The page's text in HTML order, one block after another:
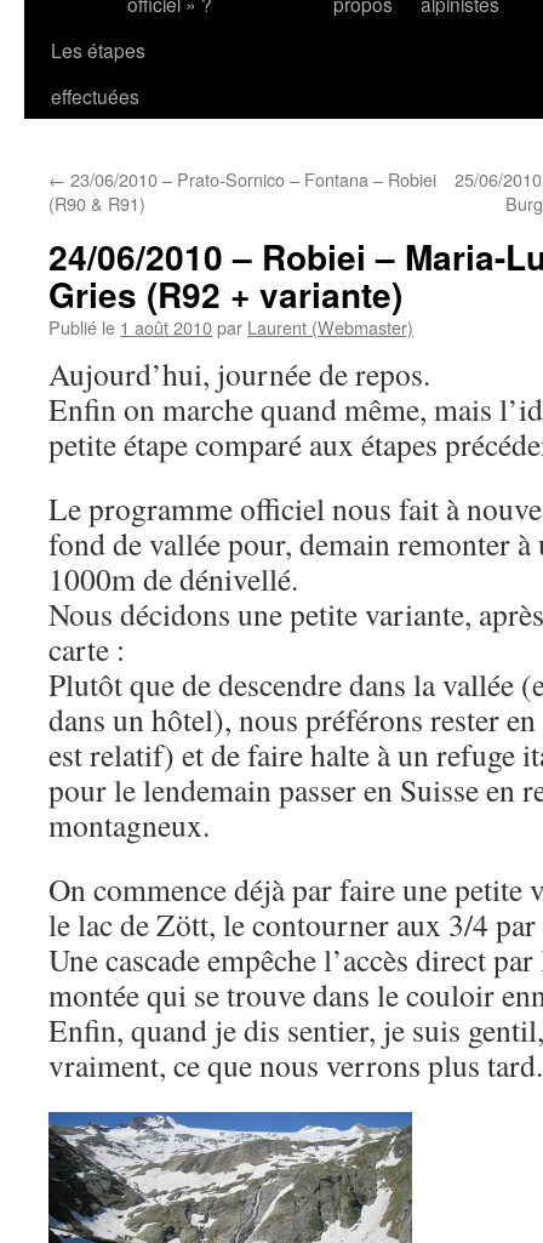
Les étapes
effectuées
← 23/06/2010 – Prato-Sornico – Fontana – Robiei
(R90 & R91)
25/06/
24/06/2010 – Robiei – Maria-
Gries (R92 + variante)
Publié le 1 août 2010par Laurent (Webmaster)
Aujourd’hui, journée de repos.
Enfin on marche quand même, mais
petite étape comparé aux étapes
Le programme officiel nous fait à
fond de vallée pour, demain remonter à
1000m de dénivellé.
Nous décidons une petite variante,
carte :
Plutôt que de descendre dans la vallée
dans un hôtel), nous préférons rester
est relatif) et de faire halte à un refuge
pour le lendemain passer en Suisse en
montagneux.
On commence déjà par faire une petite
le lac de Zött, le contourner aux 3/4 par
Une cascade empêche l’accès direct
montée qui se trouve dans le couloir
Enfin, quand je dis sentier, je suis
vraiment, ce que nous verrons plus tard.